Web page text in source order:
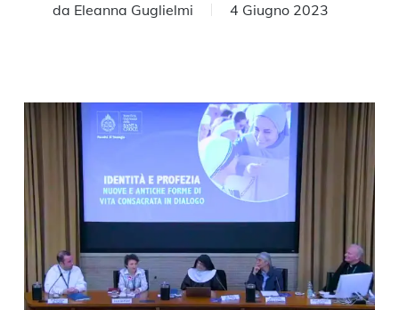
da Eleanna Guglielmi 4 Giugno 2023